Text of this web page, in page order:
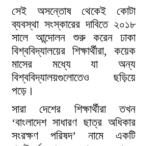
সেই অসন্তোষ থেকেই কোটা
ব্যবস্থা সংস্কারের দাবিতে ২০১৮
সালে আন্দোলন শুরু করেন ঢাকা
বিশ্ববিদ্যালয়ের শিক্ষার্থীরা, কয়েক
মাসের মধ্যে যা অন্য
বিশ্ববিদ্যালয়গুলোতেও ছড়িয়ে
পড়ে।
সারা দেশের শিক্ষার্থীরা তখন
‘বাংলাদেশ সাধারণ ছাত্র অধিকার
সংরক্ষণ পরিষদ’ নামে একটি